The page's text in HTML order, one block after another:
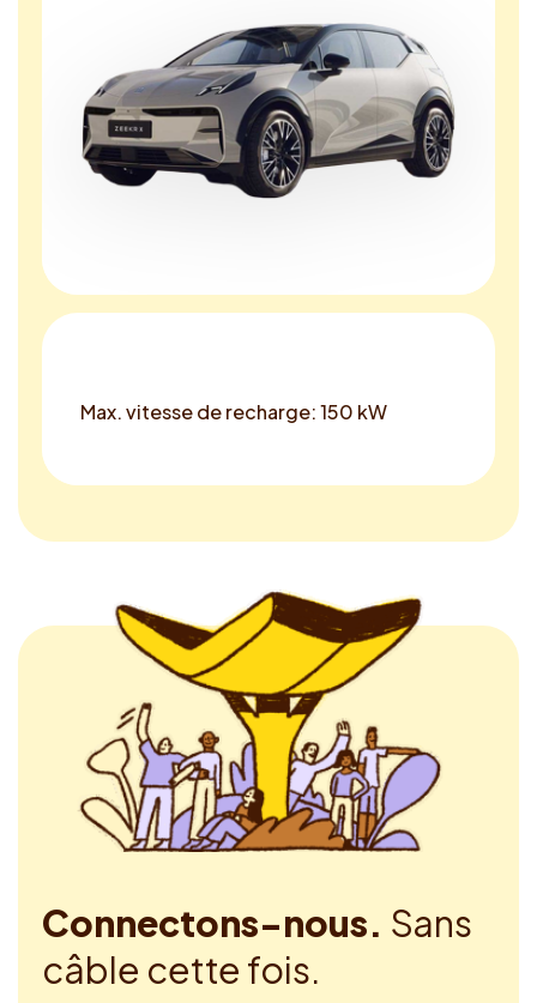
Max. vitesse de recharge: 150 kW
Connectons-nous. Sans
câble cette fois.